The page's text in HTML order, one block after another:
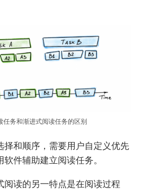
任务和渐进式阅读任务的区别
择和顺序，需要用户自定义优先
件辅助建立阅读任务。
阅读的另一特点是在阅读过程